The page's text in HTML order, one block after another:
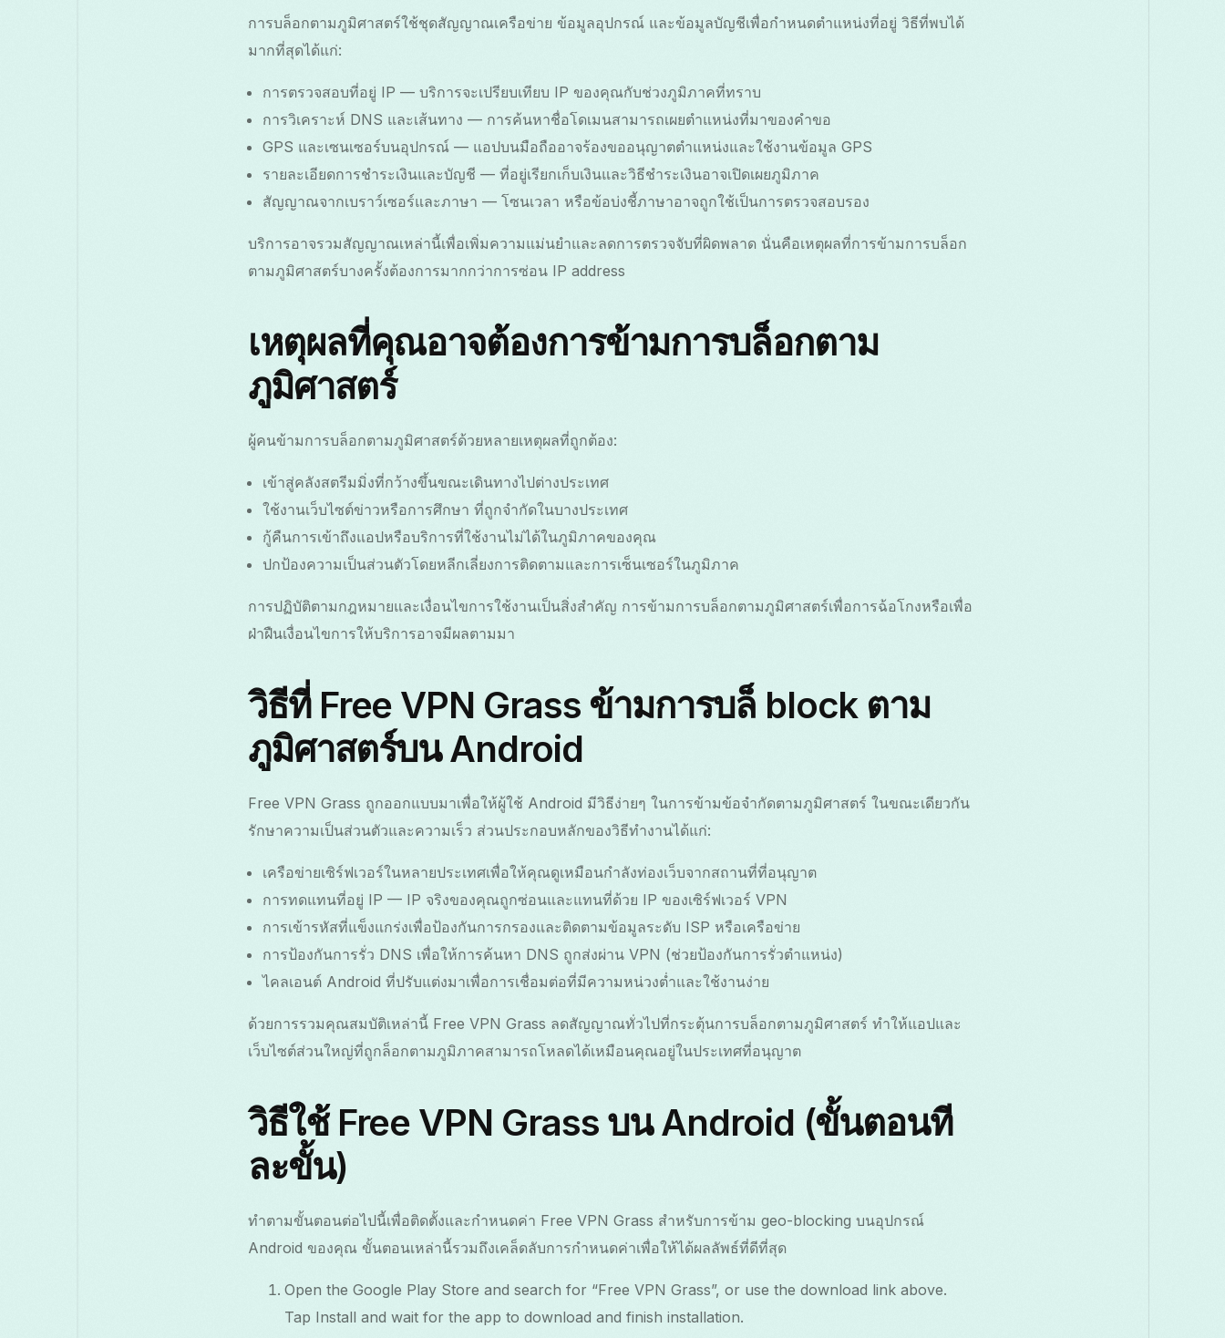
การบล็อกตามภูมิศาสตร์ใช้ชุดสัญญาณเครือข่าย ข้อมูลอุปกรณ์ และข้อมูลบัญชีเพื่อกำหนดตำแหน่งที่อยู่ วิธีที่พบได้
มากที่สุดได้แก่:
การตรวจสอบที่อยู่ IP — บริการจะเปรียบเทียบ IP ของคุณกับช่วงภูมิภาคที่ทราบ
การวิเคราะห์ DNS และเส้นทาง — การค้นหาชื่อโดเมนสามารถเผยตำแหน่งที่มาของคำขอ
GPS และเซนเซอร์บนอุปกรณ์ — แอปบนมือถืออาจร้องขออนุญาตตำแหน่งและใช้งานข้อมูล GPS
รายละเอียดการชำระเงินและบัญชี — ที่อยู่เรียกเก็บเงินและวิธีชำระเงินอาจเปิดเผยภูมิภาค
สัญญาณจากเบราว์เซอร์และภาษา — โซนเวลา หรือข้อบ่งชี้ภาษาอาจถูกใช้เป็นการตรวจสอบรอง
บริการอาจรวมสัญญาณเหล่านี้เพื่อเพิ่มความแม่นยำและลดการตรวจจับที่ผิดพลาด นั่นคือเหตุผลที่การข้ามการบล็อก
ตามภูมิศาสตร์บางครั้งต้องการมากกว่าการซ่อน IP address
เหตุผลที่คุณอาจต้องการข้ามการบล็อกตาม
ภูมิศาสตร์
ผู้คนข้ามการบล็อกตามภูมิศาสตร์ด้วยหลายเหตุผลที่ถูกต้อง:
เข้าสู่คลังสตรีมมิ่งที่กว้างขึ้นขณะเดินทางไปต่างประเทศ
ใช้งานเว็บไซต์ข่าวหรือการศึกษา ที่ถูกจำกัดในบางประเทศ
กู้คืนการเข้าถึงแอปหรือบริการที่ใช้งานไม่ได้ในภูมิภาคของคุณ
ปกป้องความเป็นส่วนตัวโดยหลีกเลี่ยงการติดตามและการเซ็นเซอร์ในภูมิภาค
การปฏิบัติตามกฎหมายและเงื่อนไขการใช้งานเป็นสิ่งสำคัญ การข้ามการบล็อกตามภูมิศาสตร์เพื่อการฉ้อโกงหรือเพื่อ
ฝ่าฝืนเงื่อนไขการให้บริการอาจมีผลตามมา
วิธีที่ Free VPN Grass ข้ามการบล็ block ตาม
ภูมิศาสตร์บน Android
Free VPN Grass ถูกออกแบบมาเพื่อให้ผู้ใช้ Android มีวิธีง่ายๆ ในการข้ามข้อจำกัดตามภูมิศาสตร์ ในขณะเดียวกัน
รักษาความเป็นส่วนตัวและความเร็ว ส่วนประกอบหลักของวิธีทำงานได้แก่:
เครือข่ายเซิร์ฟเวอร์ในหลายประเทศเพื่อให้คุณดูเหมือนกำลังท่องเว็บจากสถานที่ที่อนุญาต
การทดแทนที่อยู่ IP — IP จริงของคุณถูกซ่อนและแทนที่ด้วย IP ของเซิร์ฟเวอร์ VPN
การเข้ารหัสที่แข็งแกร่งเพื่อป้องกันการกรองและติดตามข้อมูลระดับ ISP หรือเครือข่าย
การป้องกันการรั่ว DNS เพื่อให้การค้นหา DNS ถูกส่งผ่าน VPN (ช่วยป้องกันการรั่วตำแหน่ง)
ไคลเอนต์ Android ที่ปรับแต่งมาเพื่อการเชื่อมต่อที่มีความหน่วงต่ำและใช้งานง่าย
ด้วยการรวมคุณสมบัติเหล่านี้ Free VPN Grass ลดสัญญาณทั่วไปที่กระตุ้นการบล็อกตามภูมิศาสตร์ ทำให้แอปและ
เว็บไซต์ส่วนใหญ่ที่ถูกล็อกตามภูมิภาคสามารถโหลดได้เหมือนคุณอยู่ในประเทศที่อนุญาต
วิธีใช้ Free VPN Grass บน Android (ขั้นตอนที
ละขั้น)
ทำตามขั้นตอนต่อไปนี้เพื่อติดตั้งและกำหนดค่า Free VPN Grass สำหรับการข้าม geo-blocking บนอุปกรณ์
Android ของคุณ ขั้นตอนเหล่านี้รวมถึงเคล็ดลับการกำหนดค่าเพื่อให้ได้ผลลัพธ์ที่ดีที่สุด
Open the Google Play Store and search for “Free VPN Grass”, or use the download link above.
Tap Install and wait for the app to download and finish installation.